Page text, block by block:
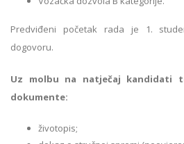
Predviđeni početak rada je 1.
dogovoru.
Uz molbu na natječaj kandidati
dokumente:
životopis;